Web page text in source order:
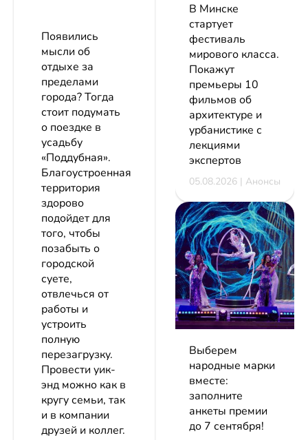
Появились
мысли об
отдыхе за
пределами
города? Тогда
стоит подумать
о поездке в
усадьбу
«Поддубная».
Благоустроенная
территория
здорово
подойдет для
того, чтобы
позабыть о
городской
суете,
отвлечься от
работы и
устроить
полную
перезагрузку.
Провести уик-
энд можно как в
кругу семьи, так
и в компании
друзей и коллег.
В Минске
стартует
фестиваль
мирового класса.
Покажут
премьеры 10
фильмов об
архитектуре и
урбанистике с
лекциями
экспертов
05.08.2026 | Анонсы
Выберем
народные марки
вместе:
заполните
анкеты премии
до 7 сентября!